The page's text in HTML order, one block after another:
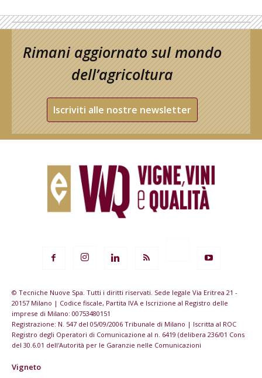
Rimani aggiornato sul mondo
dell’agricoltura
Iscriviti alle nostre newsletter
© Tecniche Nuove Spa. Tutti i diritti riservati. Sede legale Via Eritrea 21 -
20157 Milano | Codice fiscale, Partita IVA e Iscrizione al Registro delle
imprese di Milano: 00753480151
Registrazione: N. 547 del 05/09/2006 Tribunale di Milano | Iscritta al ROC
Registro degli Operatori di Comunicazione al n. 6419 (delibera 236/01 Cons
del 30.6.01 dell'Autorità per le Garanzie nelle Comunicazioni
Vigneto